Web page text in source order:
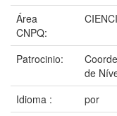
Área
CNPQ:
Patrocinio:
de
Idioma :
por